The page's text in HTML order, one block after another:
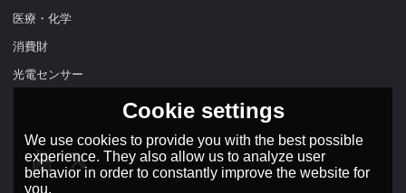
医療・化学
消費財
光電センサー
Cookie settings
We use cookies to provide you with the best possible
experience. They also allow us to analyze user
behavior in order to constantly improve the website for
you.